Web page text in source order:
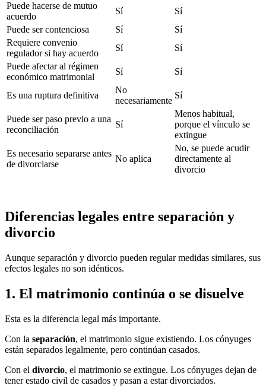
Puede hacerse de mutuo
acuerdo
Sí
Sí
Puede ser contenciosa
Sí
Sí
Requiere convenio
regulador si hay acuerdo
Sí
Sí
Puede afectar al régimen
económico matrimonial
Sí Sí
Es una ruptura definitiva
No
necesariamente
Sí
Puede ser paso previo a una
reconciliación
Sí
Menos habitual,
porque el vínculo se
extingue
Es necesario separarse antes
de divorciarse
No aplica
No, se puede acudir
directamente al
divorcio
Diferencias legales entre separación y
divorcio
Aunque separación y divorcio pueden regular medidas similares, sus
efectos legales no son idénticos.
1. El matrimonio continúa o se disuelve
Esta es la diferencia legal más importante.
Con la separación, el matrimonio sigue existiendo. Los cónyuges
están separados legalmente, pero continúan casados.
Con el divorcio, el matrimonio se extingue. Los cónyuges dejan de
tener estado civil de casados y pasan a estar divorciados.